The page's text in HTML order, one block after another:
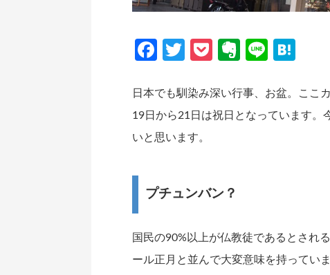
Facebook
Twitter
PocketEvernote
Line
日本でも馴染み深い行事、お盆。ここ
19日から21日は祝日となっています。
いと思います。
プチュンバン？
国民の90%以上が仏教徒であるとされ
ール正月と並んで大変意味を持ってい